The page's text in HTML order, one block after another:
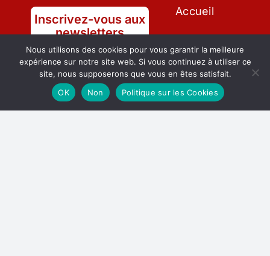
Accueil
Nous
Articles à La
Une
Inscrivez-vous aux
newsletters
Favoriser des relations
significatives qui conduisent à un
changement positif et à
l’autonomisation.
Nous utilisons des cookies pour vous garantir la meilleure
expérience sur notre site web. Si vous continuez à utiliser ce
site, nous supposerons que vous en êtes satisfait.
OK
Non Politique sur les Cookies